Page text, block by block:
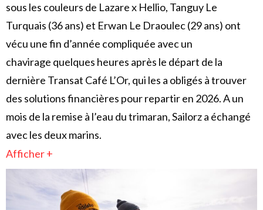
sous les couleurs de Lazare x Hellio, Tanguy Le
Turquais (36 ans) et Erwan Le Draoulec (29 ans) ont
vécu une fin d’année compliquée avec un
chavirage quelques heures après le départ de la
dernière Transat Café L’Or, qui les a obligés à trouver
des solutions financières pour repartir en 2026. A un
mois de la remise à l’eau du trimaran, Sailorz a échangé
avec les deux marins.
Afficher +